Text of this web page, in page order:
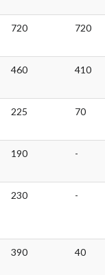
720 720
460 410
225 70
190 -
230 -
390 40